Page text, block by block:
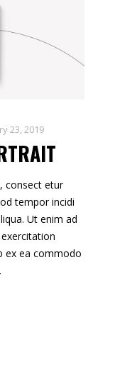
23, 2019
consect etur
tempor incidi
Ut enim ad
ex ea commodo